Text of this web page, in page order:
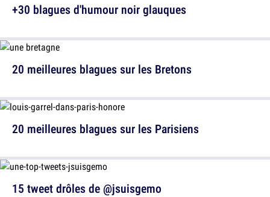
+30 blagues d'humour noir glauques
20 meilleures blagues sur les Parisiens
20 meilleures blagues sur les Bretons
15 tweet drôles de @jsuisgemo